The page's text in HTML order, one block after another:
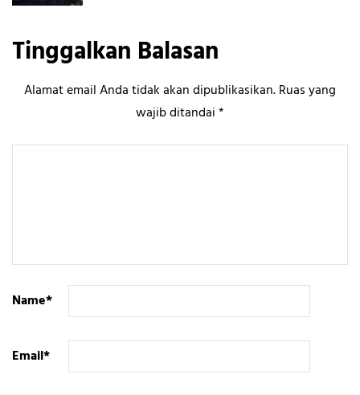
Tinggalkan Balasan
Alamat email Anda tidak akan dipublikasikan.Ruas yang
wajib ditandai*
Name*
Email*